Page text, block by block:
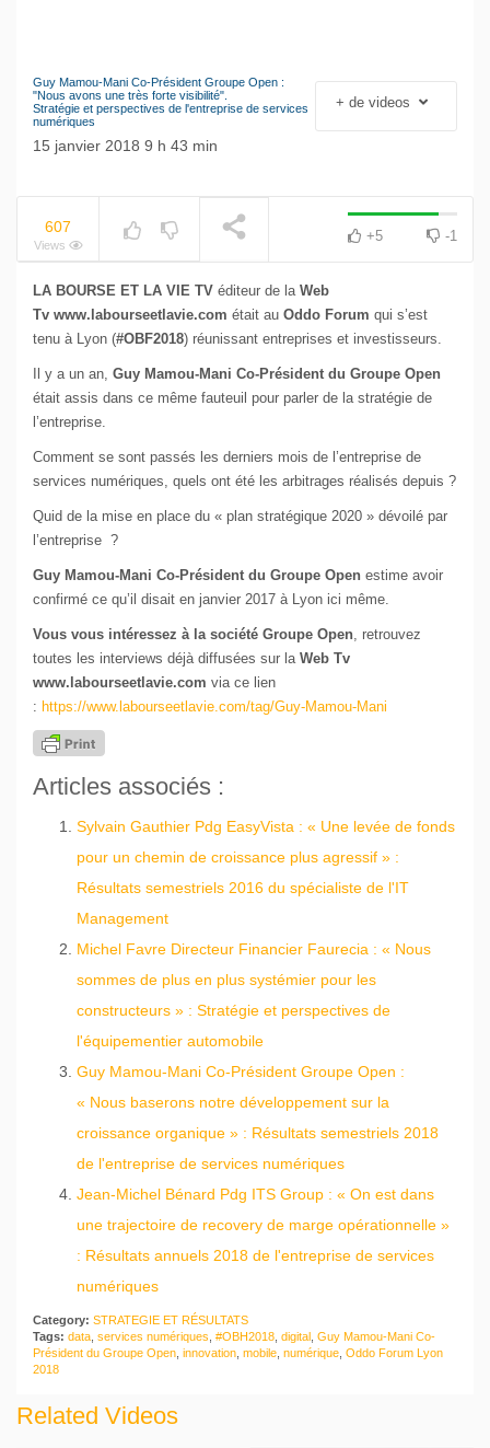
NOW PLAYING
Le séisme industriel
Volkswagen
Guy Mamou-Mani Co-Président Groupe Open :
"Nous avons une très forte visibilité".
Stratégie et perspectives de l'entreprise de services
numériques
15 janvier 2018 9 h 43 min
+ de videos
607
Views
+5 -1
LA BOURSE ET LA VIE TV éditeur de la Web
Tv www.labourseetlavie.com était au Oddo Forum qui s’est
tenu à Lyon (#OBF2018) réunissant entreprises et investisseurs.
Il y a un an, Guy Mamou-Mani Co-Président du Groupe Open
était assis dans ce même fauteuil pour parler de la stratégie de
l’entreprise.
Comment se sont passés les derniers mois de l’entreprise de
services numériques, quels ont été les arbitrages réalisés depuis ?
Quid de la mise en place du « plan stratégique 2020 » dévoilé par
l’entreprise ?
Guy Mamou-Mani Co-Président du Groupe Open estime avoir
confirmé ce qu’il disait en janvier 2017 à Lyon ici même.
Vous vous intéressez à la société Groupe Open, retrouvez
toutes les interviews déjà diffusées sur laWeb Tv
www.labourseetlavie.com via ce lien
: https://www.labourseetlavie.com/tag/Guy-Mamou-Mani
Articles associés :
Sylvain Gauthier Pdg EasyVista : « Une levée de fonds
pour un chemin de croissance plus agressif » :
Résultats semestriels 2016 du spécialiste de l'IT
Management
Michel Favre Directeur Financier Faurecia : « Nous
sommes de plus en plus systémier pour les
constructeurs » : Stratégie et perspectives de
l'équipementier automobile
Guy Mamou-Mani Co-Président Groupe Open :
« Nous baserons notre développement sur la
croissance organique » : Résultats semestriels 2018
de l'entreprise de services numériques
Jean-Michel Bénard Pdg ITS Group : « On est dans
une trajectoire de recovery de marge opérationnelle »
: Résultats annuels 2018 de l'entreprise de services
numériques
Category: STRATEGIE ET RÉSULTATS
Tags: data services numériques #OBH2018 digital Guy Mamou-Mani Co-
Président du Groupe Open innovation mobile numérique Oddo Forum Lyon
2018
Related Videos